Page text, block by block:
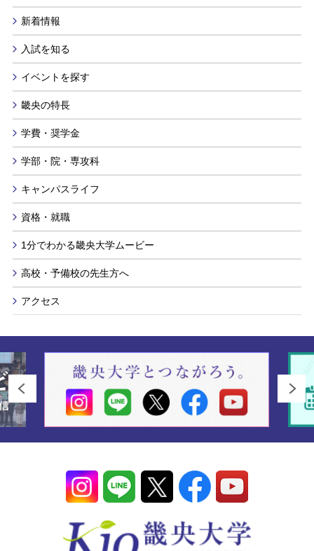
新着情報
入試を知る
イベントを探す
畿央の特長
学費・奨学金
学部・院・専攻科
キャンパスライフ
資格・就職
1分でわかる畿央大学ムービー
高校・予備校の先生方へ
アクセス